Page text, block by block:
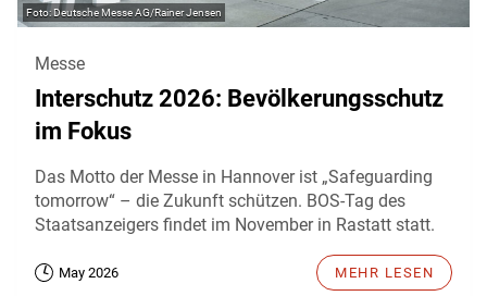
Deutsche Messe AG/Rainer Jensen
Messe
Interschutz 2026: Bevölkerungsschutz
im Fokus
Das Motto der Messe in Hannover ist „Safeguarding
tomorrow“ – die Zukunft schützen. BOS-Tag des
Staatsanzeigers findet im November in Rastatt statt.
May 2026 MEHR LESEN